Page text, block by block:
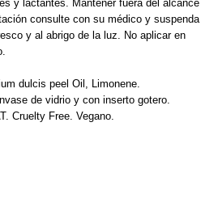
y lactantes. Mantener fuera del alcance
consulte con su médico y suspenda
y al abrigo de la luz. No aplicar en
dulcis peel Oil, Limonene.
de vidrio y con inserto gotero.
Cruelty Free. Vegano.